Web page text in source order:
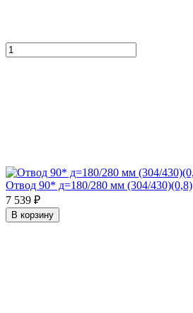
Отвод 90* д=180/280 мм (304/430)(0,8)
7 539 ₽
В корзину